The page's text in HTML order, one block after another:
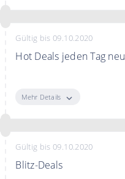
Gültig bis 09.10.2020
Hot Deals jeden Tag
Software, Küche &
Mehr Details
Gültig bis 09.10.2020
Blitz-Deals